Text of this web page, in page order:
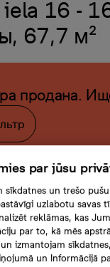
iela 16 -
67,7 м²
продана.
par jūsu
sīkdatnes un trešo
uzlabotu savas
reklāmas, kas
par to, kā mēs
izmantojam
un Informācijā